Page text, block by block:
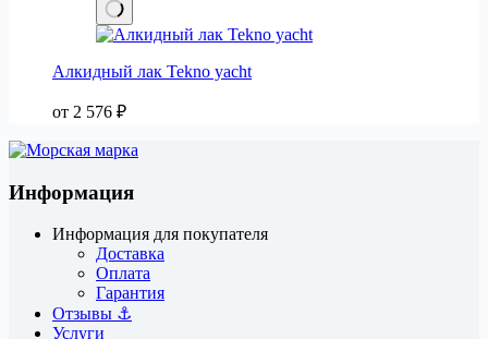
Алкидный лак Tekno yacht
от 2 576 ₽
Информация
Информация для покупателя
Доставка
Оплата
Гарантия
Отзывы ⚓
Услуги